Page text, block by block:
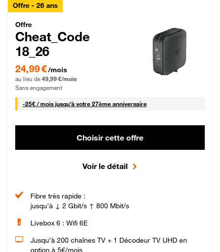
Offre - 26 ans
Cheat_Code Fibre_18_26
Offre
Cheat_Code
18_26
24,99 € par mois pendant 0 mois puis 49,99 € par mois, Sans engagement
24,99 €/mois
au lieu de 49,99 €/mois
Sans engagement
-25€ / mois25 € par mois
jusqu'à votre 27ème anniversaire
Choisir cette offre
Voir le détail
Fibre très rapide :
jusqu'à ↓ 2 Gbit/s ↑ 800 Mbit/s
Livebox 6 : Wifi 6E
Jusqu’à 200 chaînes TV + 1 Décodeur TV UHD en
option à 5€/mois